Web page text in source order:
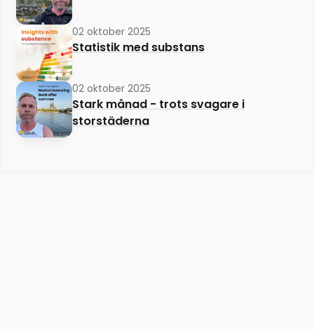
02 oktober 2025
Statistik med substans
02 oktober 2025
Stark månad - trots svagare i
storstäderna